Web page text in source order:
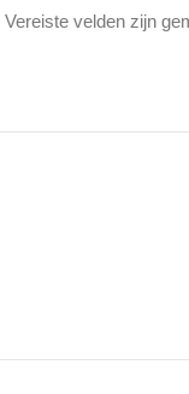
Vereiste velden zijn